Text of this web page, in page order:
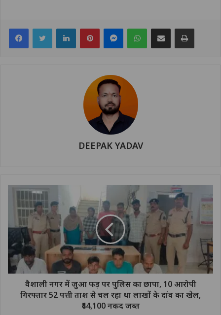
FacebookTwitter LinkedInPinterestMessengerWhatsAppShare via Email Print
DEEPAK YADAV
वैशाली नगर में जुआ फड़ पर पुलिस का छापा, 10 आरोपी
गिरफ्तार 52 पत्ती ताश से चल रहा था लाखों के दांव का खेल,
₹44,100 नकद जब्त